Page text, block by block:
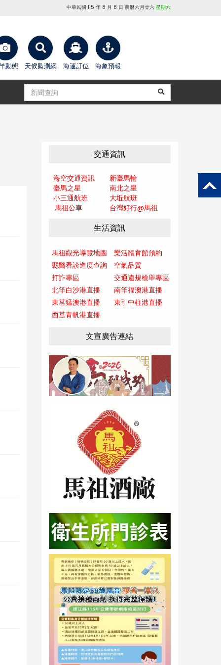
中華民國 115 年 8 月 8 日 農曆六月廿六 星期六
動態 天候監測網 海運訂位 海象預報
交通資訊
海空交通資訊
新臺馬輪
臺馬之星
南北之星
小三通航班
大坵航班
馬祖公車
台灣好行@馬祖
生活資訊
馬祖觀光導覽地圖
樂活體育館預約
縣醫看診進度查詢
空氣品質
打詐專區
交通違規檢舉專區
北竿白沙港直播
南竿福澳港直播
東莒猛澳港直播
東引中柱港直播
西莒青帆港直播
文宣廣告連結